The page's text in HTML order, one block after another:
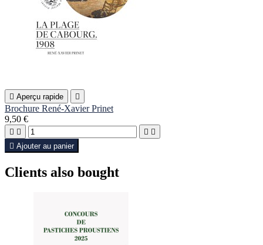
 Aperçu rapide 
Brochure René-Xavier Prinet
9,50 €
   
 Ajouter au panier
Clients also bought